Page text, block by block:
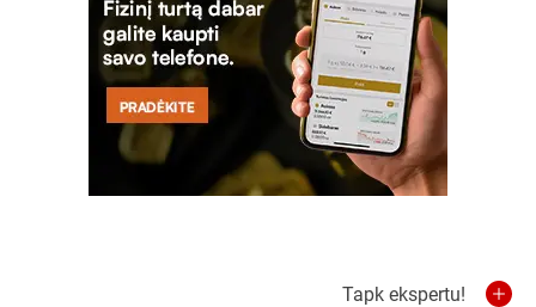
Tapk ekspertu!